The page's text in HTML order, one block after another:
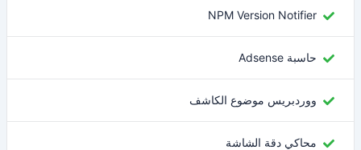
NPM Version Notifier
حاسبة Adsense
ووردبريس موضوع الكاشف
محاكي دقة الشاشة